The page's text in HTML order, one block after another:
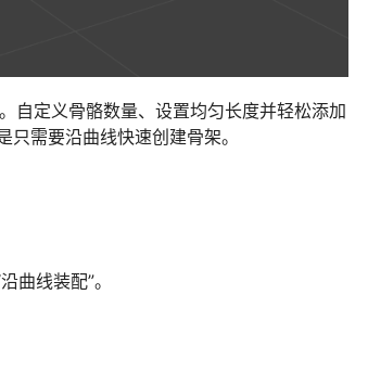
自定义骨骼数量、设置均匀长度并轻松添加
需要沿曲线快速创建骨架。
曲线装配”。